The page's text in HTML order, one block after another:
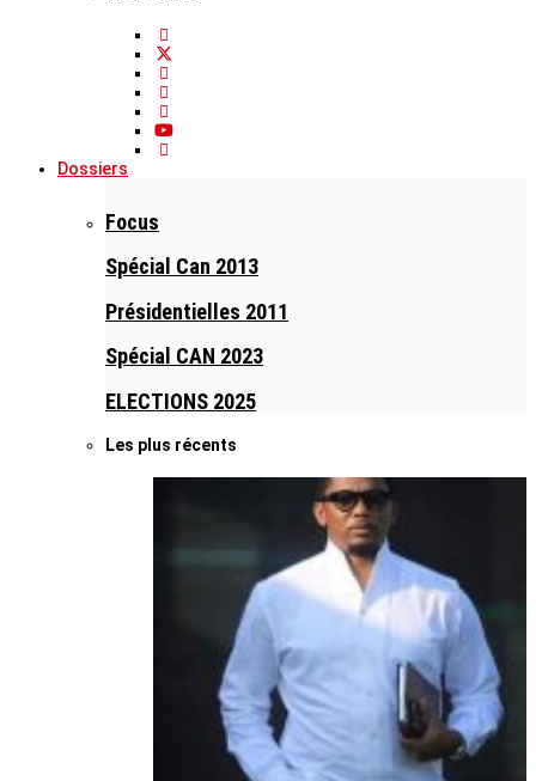
Dossiers
Focus
Spécial Can 2013
Présidentielles 2011
Spécial CAN 2023
ELECTIONS 2025
Les plus récents